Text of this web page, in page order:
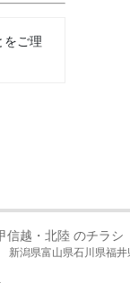
をご理
信越・北陸 のチラシ
新潟県富山県石川県福井